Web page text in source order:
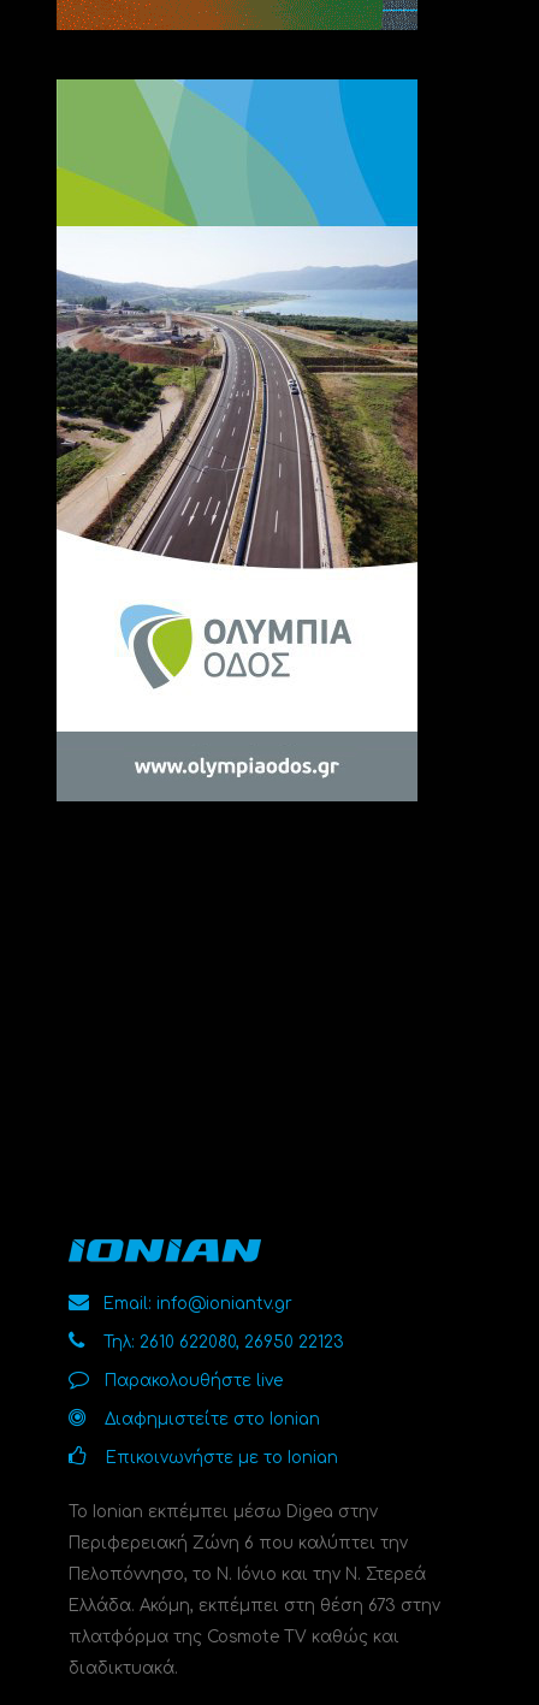
Email: info@ioniantv.gr
Τηλ: 2610 622080, 26950 22123
Παρακολουθήστε live
Διαφημιστείτε στο Ionian
Επικοινωνήστε με το Ionian
Το Ionian εκπέμπει μέσω Digea στην
Περιφερειακή Ζώνη 6 που καλύπτει την
Πελοπόννησο, το N. Ιόνιο και την Ν. Στερεά
Ελλάδα. Ακόμη, εκπέμπει στη θέση 673 στην
πλατφόρμα της Cosmote TV καθώς και
διαδικτυακά.